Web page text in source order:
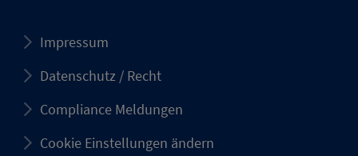
Impressum
Datenschutz / Recht
Compliance Meldungen
Cookie Einstellungen ändern